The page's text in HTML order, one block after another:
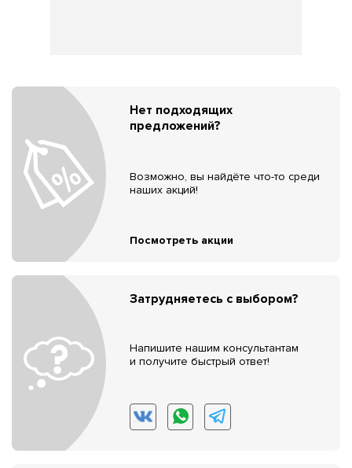
Нет подходящих
предложений?
Возможно, вы найдёте что-то среди
наших акций!
Посмотреть акции
Затрудняетесь с выбором?
Напишите нашим консультантам
и получите быстрый ответ!